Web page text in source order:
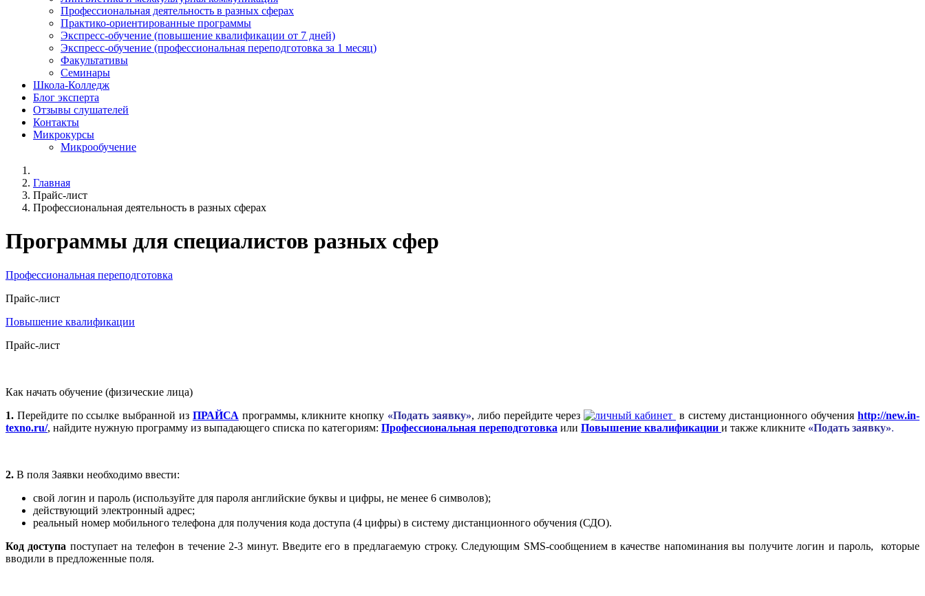
Профессиональная деятельность в разных сферах
Практико-ориентированные программы
Экспресс-обучение (повышение квалификации от 7 дней)
Экспресс-обучение (профессиональная переподготовка за 1 месяц)
Факультативы
Семинары
Школа-Колледж
Блог эксперта
Отзывы слушателей
Контакты
Микрокурсы
Микрообучение
Главная
Прайс-лист
Профессиональная деятельность в разных сферах
Программы для специалистов разных сфер
Профессиональная переподготовка
Прайс-лист
Повышение квалификации
Прайс-лист
Как начать обучение (физические лица)
1. Перейдите по ссылке выбранной из ПРАЙСА программы, кликните кнопку «Подать заявку», либо перейдите через в систему дистанционного обученияhttp://new.in-
texno.ru/, найдите нужную программу из выпадающего списка по категориям: Профессиональная переподготовка или Повышение квалификации и также кликните «Подать заявку».
2. В поля Заявки необходимо ввести:
свой логин и пароль (используйте для пароля английские буквы и цифры, не менее 6 символов);
действующий электронный адрес;
реальный номер мобильного телефона для получения кода доступа (4 цифры) в систему дистанционного обучения (СДО).
Код доступа поступает на телефон в течение 2-3 минут. Введите его в предлагаемую строку. Следующим SMS-сообщением в качестве напоминания вы получите логин и пароль, которые
вводили в предложенные поля.